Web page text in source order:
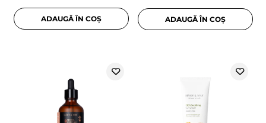
ADAUGĂ ÎN COȘ ADAUGĂ ÎN COȘ